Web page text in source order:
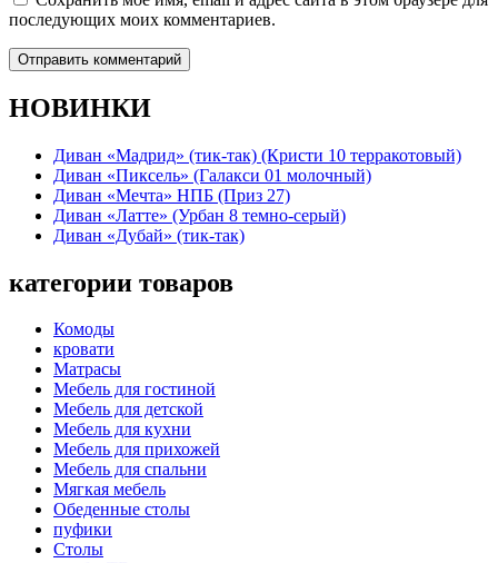
последующих моих комментариев.
НОВИНКИ
Диван «Мадрид» (тик-так) (Кристи 10 терракотовый)
Диван «Пиксель» (Галакси 01 молочный)
Диван «Мечта» НПБ (Приз 27)
Диван «Латте» (Урбан 8 темно-серый)
Диван «Дубай» (тик-так)
категории товаров
Комоды
кровати
Матрасы
Мебель для гостиной
Мебель для детской
Мебель для кухни
Мебель для прихожей
Мебель для спальни
Мягкая мебель
Обеденные столы
пуфики
Столы